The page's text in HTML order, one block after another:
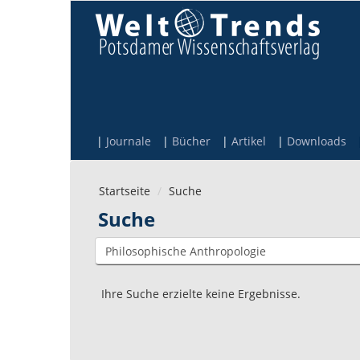
Journale Bücher Artikel Downloads
Startseite Suche
Suche
Ihre Suche erzielte keine Ergebnisse.